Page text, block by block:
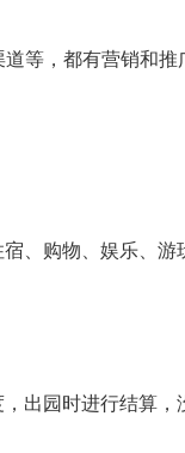
等，都有营销和推
、购物、娱乐、游
出园时进行结算，